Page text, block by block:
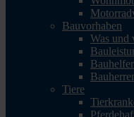
Bauvorhaben
Was und
Tiere